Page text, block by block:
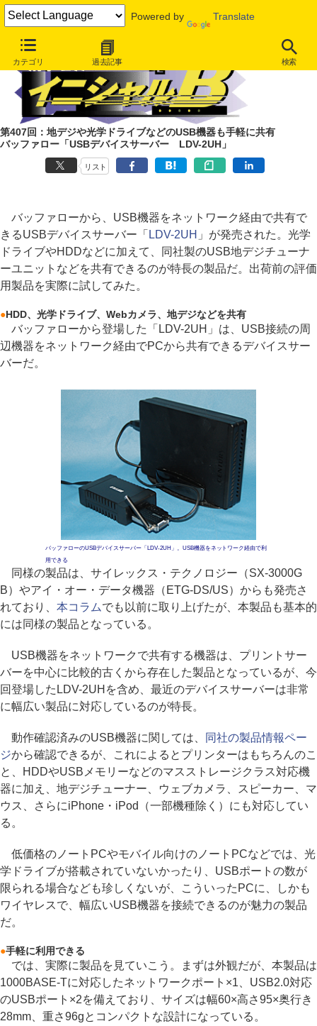
Powered by Translate
カテゴリ 過去記事 検索
第407回：地デジや光学ドライブなどのUSB機器も手軽に共有
バッファロー「USBデバイスサーバー LDV-2UH」
リスト
バッファローから、USB機器をネットワーク経由で共有で
きるUSBデバイスサーバー「 LDV-2UH 」が発売された。光学
ドライブやHDDなどに加えて、同社製のUSB地デジチューナ
ーユニットなどを共有できるのが特長の製品だ。出荷前の評価
用製品を実際に試してみた。
●HDD、光学ドライブ、Webカメラ、地デジなどを共有
バッファローから登場した「LDV-2UH」は、USB接続の周
辺機器をネットワーク経由でPCから共有できるデバイスサー
バーだ。
バッファローのUSBデバイスサーバー「LDV-2UH」。USB機器をネットワーク経由で利
用できる
同様の製品は、サイレックス・テクノロジー（SX-3000G
B）やアイ・オー・データ機器（ETG-DS/US）からも発売さ
れており、 本コラムでも以前に取り上げたが、本製品も基本的
には同様の製品となっている。
USB機器をネットワークで共有する機器は、プリントサー
バーを中心に比較的古くから存在した製品となっているが、今
回登場したLDV-2UHを含め、最近のデバイスサーバーは非常
に幅広い製品に対応しているのが特長。
動作確認済みのUSB機器に関しては、
同社の製品情報ペー
ジから確認できるが、これによるとプリンターはもちろんのこ
と、HDDやUSBメモリーなどのマスストレージクラス対応機
器に加え、地デジチューナー、ウェブカメラ、スピーカー、マ
ウス、さらにiPhone・iPod（一部機種除く）にも対応してい
る。
低価格のノートPCやモバイル向けのノートPCなどでは、光
学ドライブが搭載されていないかったり、USBポートの数が
限られる場合なども珍しくないが、こういったPCに、しかも
ワイヤレスで、幅広いUSB機器を接続できるのが魅力の製品
だ。
●手軽に利用できる
では、実際に製品を見ていこう。まずは外観だが、本製品は
1000BASE-Tに対応したネットワークポート×1、USB2.0対応
のUSBポート×2を備えており、サイズは幅60×高さ95×奥行き
28mm、重さ96gとコンパクトな設計になっている。